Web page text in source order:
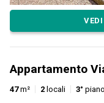
Appartamento
47m² 2 locali 3° piano